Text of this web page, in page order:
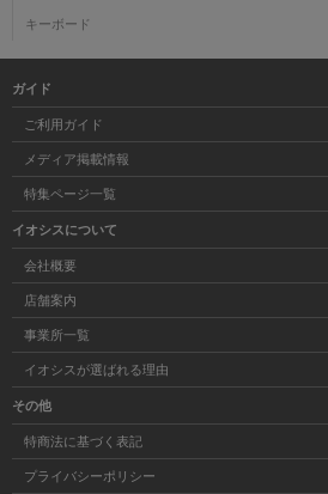
キーボード
ガイド
ご利用ガイド
メディア掲載情報
特集ページ一覧
イオシスについて
会社概要
店舗案内
事業所一覧
イオシスが選ばれる理由
その他
特商法に基づく表記
プライバシーポリシー